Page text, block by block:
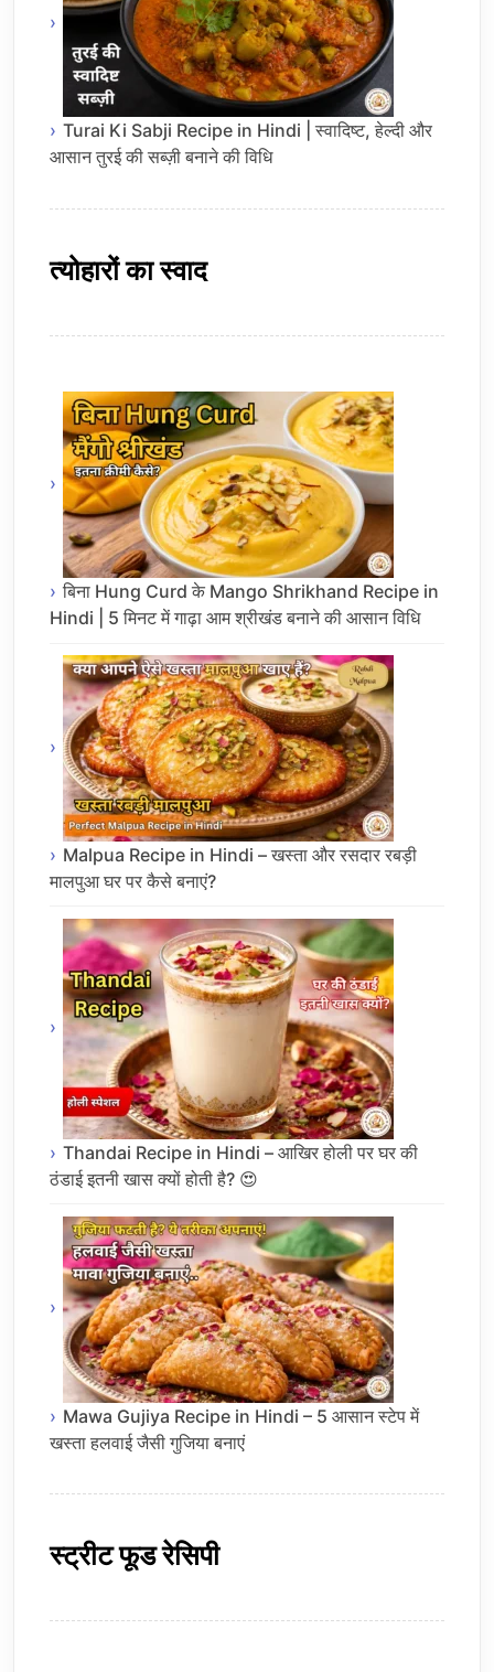
Turai Ki Sabji Recipe in Hindi | स्वादिष्ट, हेल्दी और
आसान तुरई की सब्ज़ी बनाने की विधि
त्योहारों का स्वाद
बिना Hung Curd के Mango Shrikhand Recipe in
Hindi | 5 मिनट में गाढ़ा आम श्रीखंड बनाने की आसान विधि
Malpua Recipe in Hindi – खस्ता और रसदार रबड़ी
मालपुआ घर पर कैसे बनाएं?
Thandai Recipe in Hindi – आखिर होली पर घर की
ठंडाई इतनी खास क्यों होती है? 😍
Mawa Gujiya Recipe in Hindi – 5 आसान स्टेप में
खस्ता हलवाई जैसी गुजिया बनाएं
स्ट्रीट फूड रेसिपी